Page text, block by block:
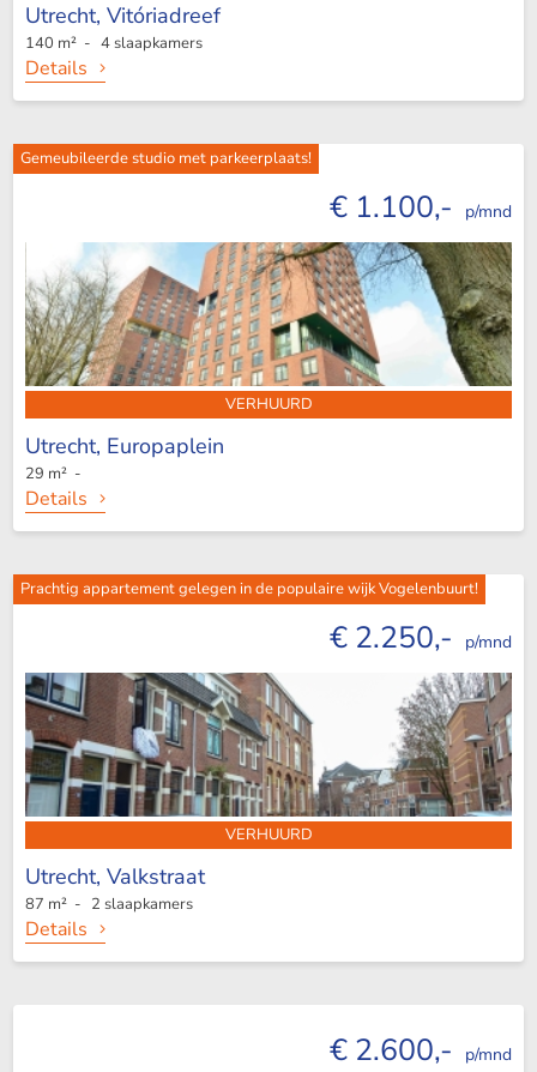
Utrecht, Vitóriadreef
140 m² - 4 slaapkamers
Details
Gemeubileerde studio met parkeerplaats!
€ 1.100,- p/mnd
VERHUURD
Utrecht, Europaplein
29 m² -
Details
Prachtig appartement gelegen in de populaire wijk Vogelenbuurt!
€ 2.250,- p/mnd
VERHUURD
Utrecht, Valkstraat
87 m² - 2 slaapkamers
Details
€ 2.600,- p/mnd